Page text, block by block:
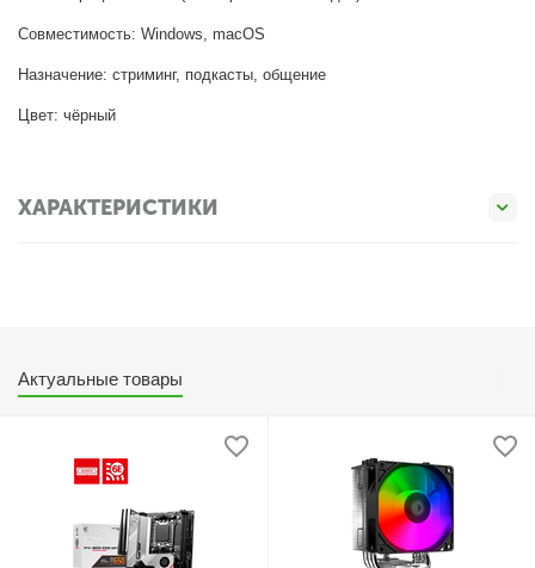
Совместимость: Windows, macOS
Назначение: стриминг, подкасты, общение
Цвет: чёрный
ХАРАКТЕРИСТИКИ
Актуальные товары